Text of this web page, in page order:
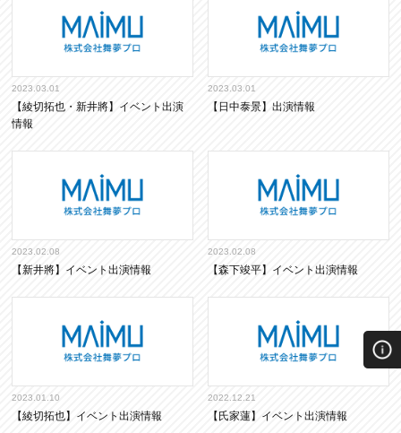
2023.03.01
【綾切拓也・新井將】イベント出演
情報
2023.03.01
【日中泰景】出演情報
2023.02.08
【新井將】イベント出演情報
2023.02.08
【森下竣平】イベント出演情報
2023.01.10
【綾切拓也】イベント出演情報
2022.12.21
【氏家蓮】イベント出演情報